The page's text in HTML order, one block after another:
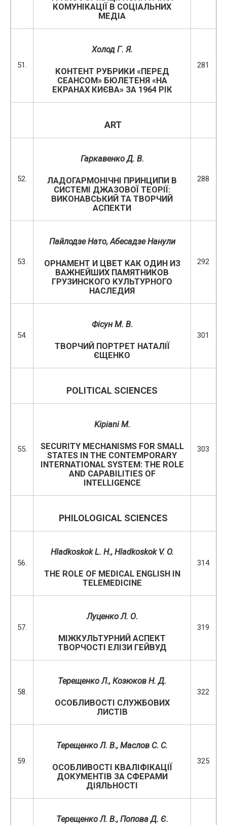
КОМУНІКАЦІЇ В СОЦІАЛЬНИХ
МЕДІА
51.
Холод Г. Я.
КОНТЕНТ РУБРИКИ «ПЕРЕД
СЕАНСОМ» БЮЛЕТЕНЯ «НА
ЕКРАНАХ КИЄВА» ЗА 1964 РІК
281
ART
52.
Гаркавенко Д. В.
ЛАДОГАРМОНІЧНІ ПРИНЦИПИ В
СИСТЕМІ ДЖАЗОВОЇ ТЕОРІЇ:
ВИКОНАВСЬКИЙ ТА ТВОРЧИЙ
АСПЕКТИ
288
53.
Пайлодзе Нато, Абесадзе Нанули
ОРНАМЕНТ И ЦВЕТ КАК ОДИН ИЗ
ВАЖНЕЙШИХ ПАМЯТНИКОВ
ГРУЗИНСКОГО КУЛЬТУРНОГО
НАСЛЕДИЯ
292
54.
ФісунМ. В.
ТВОРЧИЙ ПОРТРЕТ НАТАЛІЇ
ЄЩЕНКО
301
POLITICAL SCIENCES
55.
Kipiani M.
SECURITY MECHANISMS FOR SMALL
STATES IN THE CONTEMPORARY
INTERNATIONAL SYSTEM: THE ROLE
AND CAPABILITIES OF
INTELLIGENCE
303
PHILOLOGICAL SCIENCES
56.
Hladkoskok L. H., Hladkoskok V. O.
THE ROLE OF MEDICAL ENGLISH IN
TELEMEDICINE
314
57.
Луценко Л. О.
МІЖКУЛЬТУРНИЙ АСПЕКТ
ТВОРЧОСТІ ЕЛІЗИ ГЕЙВУД
319
58.
Терещенко Л., Козюков Н. Д.
ОСОБЛИВОСТІ СЛУЖБОВИХ
ЛИСТІВ
322
59.
Терещенко Л. В., Маслов С. С.
ОСОБЛИВОСТІ КВАЛІФІКАЦІЇ
ДОКУМЕНТІВ ЗА СФЕРАМИ
ДІЯЛЬНОСТІ
325
Терещенко Л. В., Попова Д. Є.